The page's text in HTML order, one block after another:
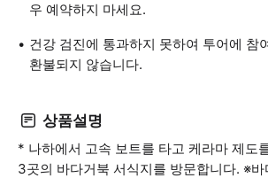
우 예약하지 마세요.
건강 검진에 통과하지 못하여 투어에 참
환불되지 않습니다.
상품설명
* 나하에서 고속 보트를 타고 케라마 제도
3곳의 바다거북 서식지를 방문합니다. ※